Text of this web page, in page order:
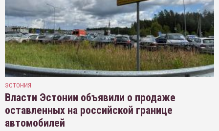
ЭСТОНИЯ
Власти Эстонии объявили о продаже
оставленных на российской границе
автомобилей